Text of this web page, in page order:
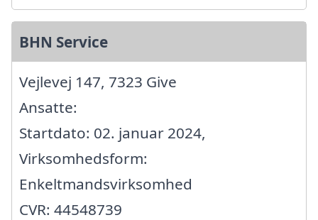
BHN Service
Vejlevej 147, 7323 Give
Ansatte:
Startdato: 02. januar 2024,
Virksomhedsform:
Enkeltmandsvirksomhed
CVR: 44548739